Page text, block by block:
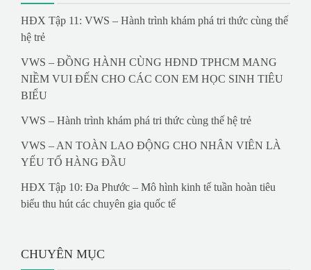
HĐX Tập 11: VWS – Hành trình khám phá tri thức cùng thế
hệ trẻ
VWS – ĐỒNG HÀNH CÙNG HĐND TPHCM MANG
NIỀM VUI ĐẾN CHO CÁC CON EM HỌC SINH TIÊU
BIỂU
VWS – Hành trình khám phá tri thức cùng thế hệ trẻ
VWS – AN TOÀN LAO ĐỘNG CHO NHÂN VIÊN LÀ
YẾU TỐ HÀNG ĐẦU
HĐX Tập 10: Đa Phước – Mô hình kinh tế tuần hoàn tiêu
biểu thu hút các chuyên gia quốc tế
CHUYÊN MỤC